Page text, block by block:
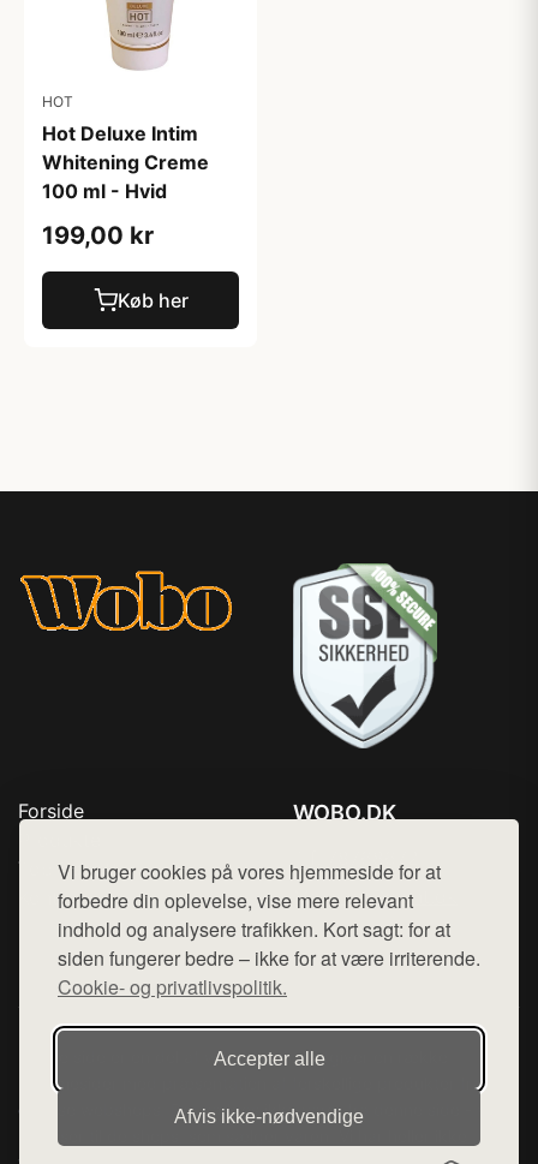
Vi bruger cookies på vores hjemmeside for at
forbedre din oplevelse, vise mere relevant
indhold og analysere trafikken. Kort sagt: for at
siden fungerer bedre – ikke for at være irriterende.
Cookie- og privatlivspolitik.
Accepter alle
Afvis ikke‑nødvendige
HOT
Hot Deluxe Intim
Whitening Creme
100 ml - Hvid
199,00 kr
Køb her
Forside
Top Rabatter
Kontakt
WOBO.DK
Mail: hej@want.dk
Cookie- og privatlivspolitik
Denne side er en del af want.dk, der udgiver en række
hjemmesider med præsentation af forskellige produkter fra
diverse webshops. Der sælges ikke varer fra denne side - vi
henviser til de shops, som sælger varen. Vi har heller ikke